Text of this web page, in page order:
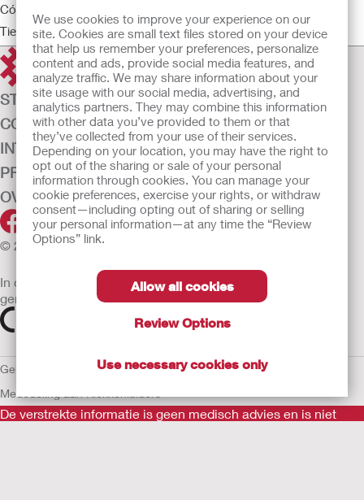
We use cookies to improve your experience on our
site. Cookies are small text files stored on your device
that help us remember your preferences, personalize
content and ads, provide social media features, and
analyze traffic. We may share information about your
site usage with our social media, advertising, and
analytics partners. They may combine this information
with other data you’ve provided to them or that
they’ve collected from your use of their services.
Depending on your location, you may have the right to
opt out of the sharing or sale of your personal
information through cookies. You can manage your
cookie preferences, exercise your rights, or withdraw
consent—including opting out of sharing or selling
your personal information—at any time the “Review
Options” link.
Allow all cookies
Review Options
Use necessary cookies only
Cómo Colocar una Bolsa Drenable de Una Pieza
Tiempo de ejecución: 6:17
STOMAZORG
CONTINENTIEZORG
INTENSIEVE ZORG
PRODUCTEN
OVER ONS
© 2026 Hollister Incorporated
In de EU verkochte medische hulpmiddelen dienen
gemarkeerd te zijn met een van de volgende symbolen
GebruiksvoorwaardenPrivacybeleid Gebruik van cookies
Mededeling aan Klokkenluiders
De verstrekte informatie is geen medisch advies en is niet